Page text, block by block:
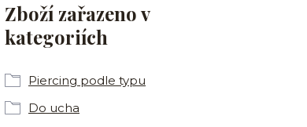
Zboží zařazeno v
kategoriích
Piercing podle typu
Do ucha